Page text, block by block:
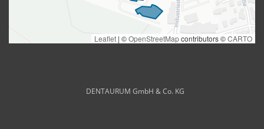
DENTAURUM GmbH & Co. KG